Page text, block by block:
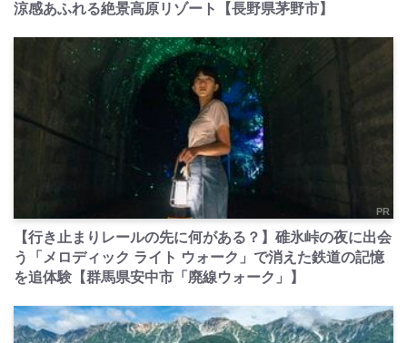
涼感あふれる絶景高原リゾート【長野県茅野市】
PR
【行き止まりレールの先に何がある？】碓氷峠の夜に出会
う「メロディック ライト ウォーク」で消えた鉄道の記憶
を追体験【群馬県安中市「廃線ウォーク」】